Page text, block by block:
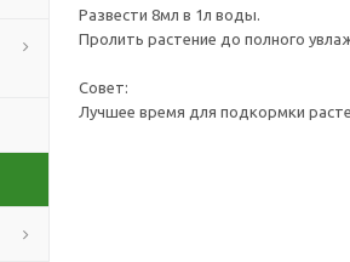
Развести 8мл в 1л воды.
Пролить растение до полного
Совет:
Лучшее время для подкормки